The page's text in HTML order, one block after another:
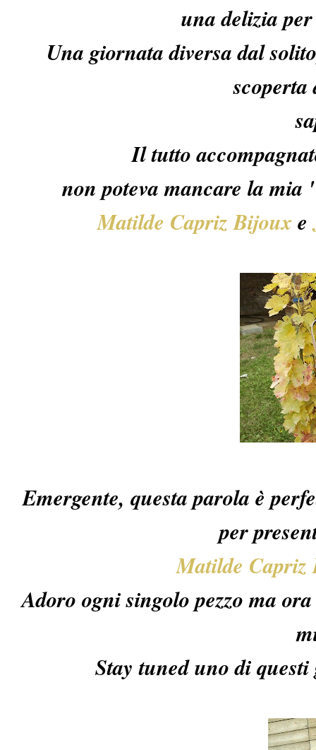
una delizia
Una giornata diversa dal
Il tutto
non poteva mancare la
Matilde Capriz Bijouxe
Emergente, questa parola è
per
Matilde Capriz
Adoro ogni singolo pezzo ma
Stay tuned uno di